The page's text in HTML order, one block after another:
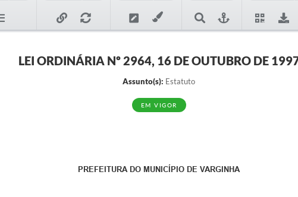
LEI ORDINÁRIA Nº 2964, 16 DE OUTUBRO DE
Assunto(s): Estatuto
EM VIGOR
PREFEITURA DO MUNICÍPIO DE VARGINHA